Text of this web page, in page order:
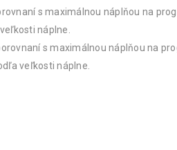
s maximálnou náplňou na
náplne.
s maximálnou náplňou na
veľkosti náplne.